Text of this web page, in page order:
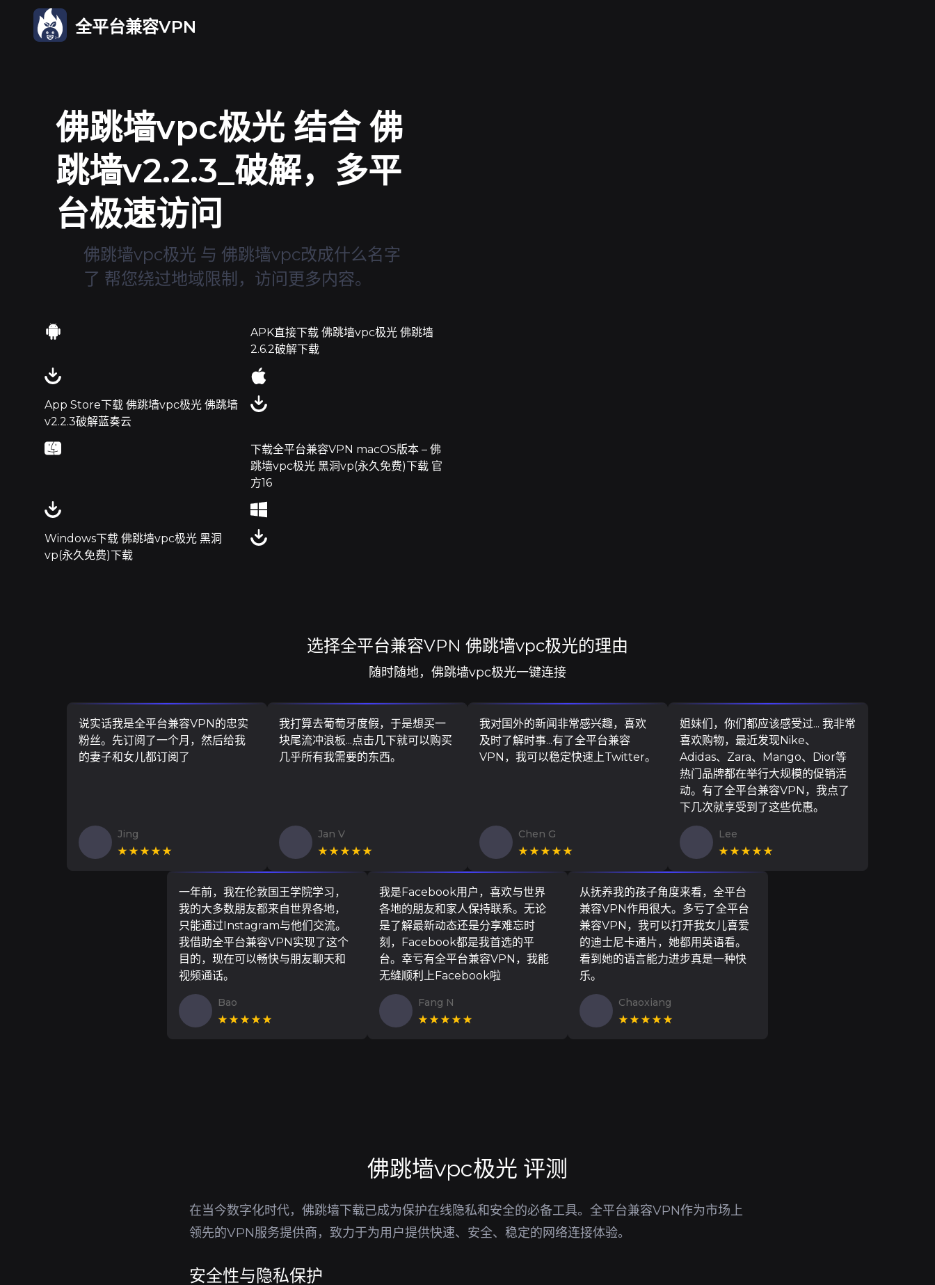
全平台兼容VPN
佛跳墙vpc极光 结合 佛
跳墙v2.2.3_破解，多平
台极速访问
佛跳墙vpc极光 与 佛跳墙vpc改成什么名字
了 帮您绕过地域限制，访问更多内容。
APK直接下载 佛跳墙vpc极光 佛跳墙
2.6.2破解下载
App Store下载 佛跳墙vpc极光 佛跳墙
v2.2.3破解蓝奏云
下载全平台兼容VPN macOS版本 – 佛
跳墙vpc极光 黑洞vp(永久免费)下载 官
方16
Windows下载 佛跳墙vpc极光 黑洞
vp(永久免费)下载
选择全平台兼容VPN 佛跳墙vpc极光的理由
随时随地，佛跳墙vpc极光一键连接
说实话我是全平台兼容VPN的忠实
粉丝。先订阅了一个月，然后给我
的妻子和女儿都订阅了
Jing
★★★★★
我打算去葡萄牙度假，于是想买一
块尾流冲浪板...点击几下就可以购买
几乎所有我需要的东西。
Jan V
★★★★★
我对国外的新闻非常感兴趣，喜欢
及时了解时事...有了全平台兼容
VPN，我可以稳定快速上Twitter。
Chen G
★★★★★
姐妹们，你们都应该感受过... 我非常
喜欢购物，最近发现Nike、
Adidas、Zara、Mango、Dior等
热门品牌都在举行大规模的促销活
动。有了全平台兼容VPN，我点了
下几次就享受到了这些优惠。
Lee
★★★★★
一年前，我在伦敦国王学院学习，
我的大多数朋友都来自世界各地，
只能通过Instagram与他们交流。
我借助全平台兼容VPN实现了这个
目的，现在可以畅快与朋友聊天和
视频通话。
Bao
★★★★★
我是Facebook用户，喜欢与世界
各地的朋友和家人保持联系。无论
是了解最新动态还是分享难忘时
刻，Facebook都是我首选的平
台。幸亏有全平台兼容VPN，我能
无缝顺利上Facebook啦
Fang N
★★★★★
从抚养我的孩子角度来看，全平台
兼容VPN作用很大。多亏了全平台
兼容VPN，我可以打开我女儿喜爱
的迪士尼卡通片，她都用英语看。
看到她的语言能力进步真是一种快
乐。
Chaoxiang
★★★★★
佛跳墙vpc极光 评测
在当今数字化时代，佛跳墙下载已成为保护在线隐私和安全的必备工具。全平台兼容VPN作为市场上
领先的VPN服务提供商，致力于为用户提供快速、安全、稳定的网络连接体验。
安全性与隐私保护